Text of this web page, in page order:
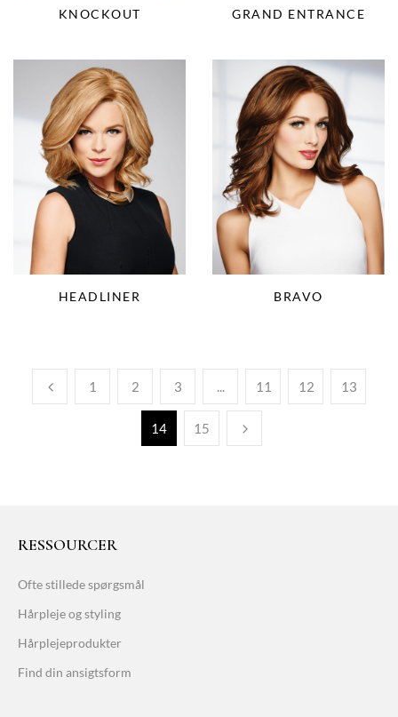
KNOCKOUT GRAND ENTRANCE
HEADLINER BRAVO
1 2 3 ... 11 12 13
14 15
RESSOURCER
Ofte stillede spørgsmål
Hårpleje og styling
Hårplejeprodukter
Find din ansigtsform